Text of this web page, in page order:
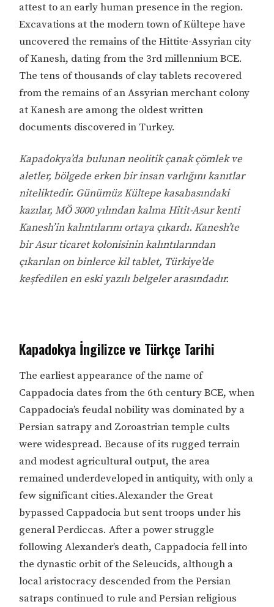
attest to an early human presence in the region.
Excavations at the modern town of Kültepe have
uncovered the remains of the Hittite-Assyrian city
of Kanesh, dating from the 3rd millennium BCE.
The tens of thousands of clay tablets recovered
from the remains of an Assyrian merchant colony
at Kanesh are among the oldest written
documents discovered in Turkey.
Kapadokya’da bulunan neolitik çanak çömlek ve
aletler, bölgede erken bir insan varlığını kanıtlar
niteliktedir. Günümüz Kültepe kasabasındaki
kazılar, MÖ 3000 yılından kalma Hitit-Asur kenti
Kanesh’in kalıntılarını ortaya çıkardı. Kanesh’te
bir Asur ticaret kolonisinin kalıntılarından
çıkarılan on binlerce kil tablet, Türkiye’de
keşfedilen en eski yazılı belgeler arasındadır.
Kapadokya İngilizce ve Türkçe Tarihi
The earliest appearance of the name of
Cappadocia dates from the 6th century BCE, when
Cappadocia’s feudal nobility was dominated by a
Persian satrapy and Zoroastrian temple cults
were widespread. Because of its rugged terrain
and modest agricultural output, the area
remained underdeveloped in antiquity, with only a
few significant cities.Alexander the Great
bypassed Cappadocia but sent troops under his
general Perdiccas. After a power struggle
following Alexander’s death, Cappadocia fell into
the dynastic orbit of the Seleucids, although a
local aristocracy descended from the Persian
satraps continued to rule and Persian religious